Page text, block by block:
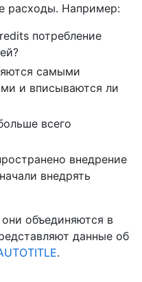
расходы. Например:
потребление
самыми
и вписываются ли
всего
внедрение
внедрять
объединяются в
данные об
.